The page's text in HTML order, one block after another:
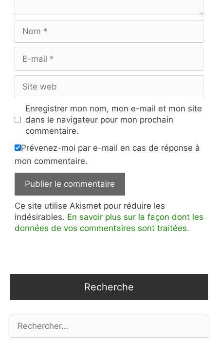
mail
web
Enregistrer mon nom, mon e-mail et mon site
dans le navigateur pour mon prochain
commentaire.
Prévenez-moi par e-mail en cas de réponse à
mon commentaire.
Ce site utilise Akismet pour réduire les
indésirables. En savoir plus sur la façon dont les
données de vos commentaires sont traitées.
Recherche